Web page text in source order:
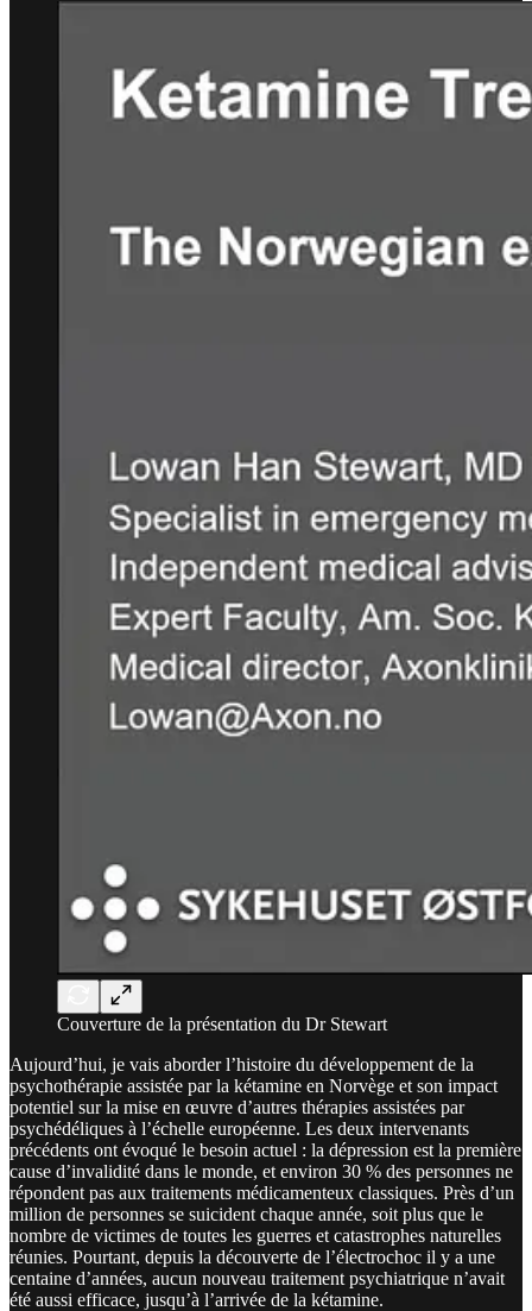
Couverture de la présentation du Dr Stewart
Aujourd’hui, je vais aborder l’histoire du développement de la
psychothérapie assistée par la kétamine en Norvège et son impact
potentiel sur la mise en œuvre d’autres thérapies assistées par
psychédéliques à l’échelle européenne. Les deux intervenants
précédents ont évoqué le besoin actuel : la dépression est la première
cause d’invalidité dans le monde, et environ 30 % des personnes ne
répondent pas aux traitements médicamenteux classiques. Près d’un
million de personnes se suicident chaque année, soit plus que le
nombre de victimes de toutes les guerres et catastrophes naturelles
réunies. Pourtant, depuis la découverte de l’électrochoc il y a une
centaine d’années, aucun nouveau traitement psychiatrique n’avait
été aussi efficace, jusqu’à l’arrivée de la kétamine.